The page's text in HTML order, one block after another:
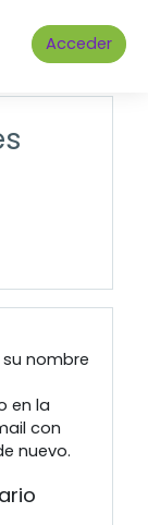
Acceder
nombre
en la
con
nuevo.